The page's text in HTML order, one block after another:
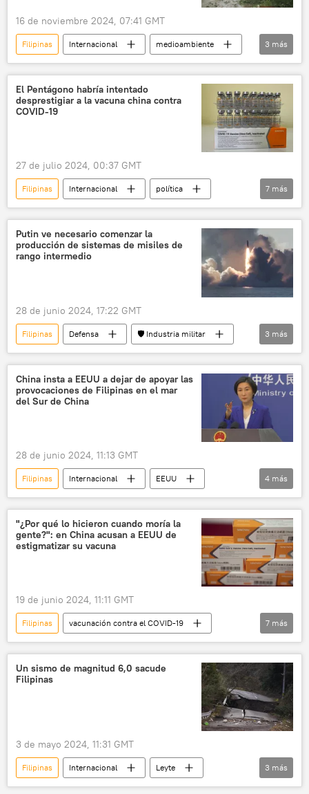
16 de noviembre 2024, 07:41 GMT
Filipinas Internacional
medioambiente
sociedad
tifón 🌏 Asia
3 más
El Pentágono habría intentado
desprestigiar a la vacuna china contra
COVID-19
27 de julio 2024, 00:37 GMT
Filipinas Internacional
política
seguridad
China
EEUU
Organización Mundial de la Salud
Sinovac
COVID-19
vacunación contra el COVID-19
7 más
Putin ve necesario comenzar la
producción de sistemas de misiles de
rango intermedio
28 de junio 2024, 17:22 GMT
Filipinas Defensa
🛡️ Industria militar
Vladímir Putin
EEUU Rusia
3 más
China insta a EEUU a dejar de apoyar las
provocaciones de Filipinas en el mar
del Sur de China
28 de junio 2024, 11:13 GMT
Filipinas Internacional
EEUU
China
🌏 Asia
mar del Sur de China
Tensión en el mar del Sur de China
4 más
"¿Por qué lo hicieron cuando moría la
gente?": en China acusan a EEUU de
estigmatizar su vacuna
19 de junio 2024, 11:11 GMT
Filipinas
vacunación contra el COVID-19
Internacional
COVID-19
China
Reuters
Sinovac
💗 Salud
EEUU
7 más
Un sismo de magnitud 6,0 sacude
Filipinas
3 de mayo 2024, 11:31 GMT
Filipinas Internacional
Leyte
medioambiente
terremoto 🌏 Asia
3 más